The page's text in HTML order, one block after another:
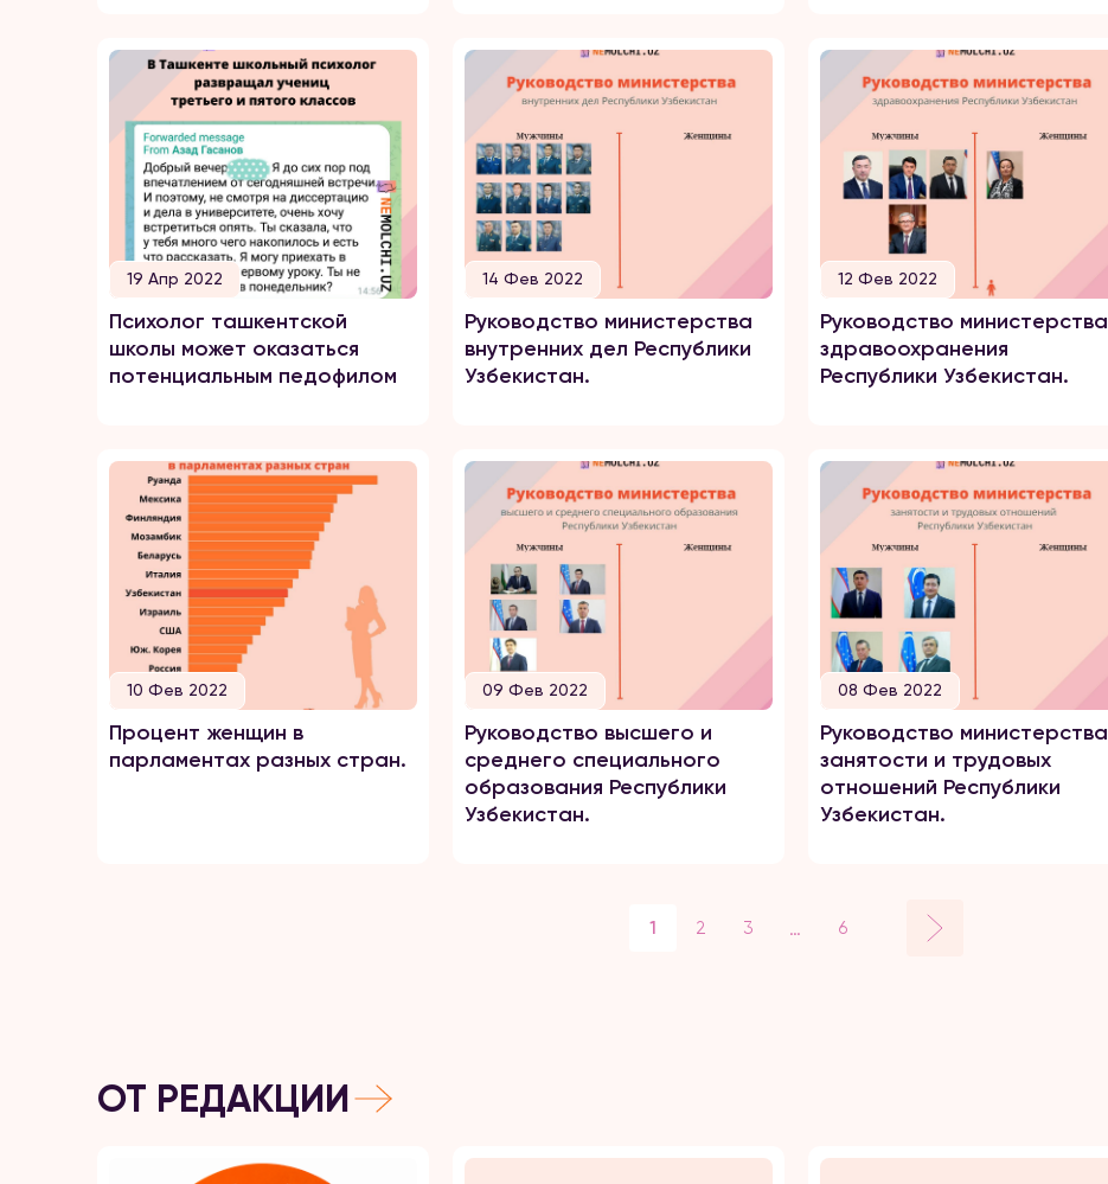
ответственности за
совершение
противоправных деяний в
отношении детей
19 Апр 2022
Психолог ташкентской
школы может оказаться
потенциальным педофилом
14 Фев 2022
Руководство министерства
внутренних дел Республики
Узбекистан.
12 Фев 2022
Руководство министерства
здравоохранения
Республики Узбекистан.
10 Фев 2022
Процент женщин в
парламентах разных стран.
09 Фев 2022
Руководство высшего и
среднего специального
образования Республики
Узбекистан.
08 Фев 2022
Руководство министерства
занятости и трудовых
отношений Республики
Узбекистан.
1 2 3 … 6
ОТ РЕДАКЦИИ